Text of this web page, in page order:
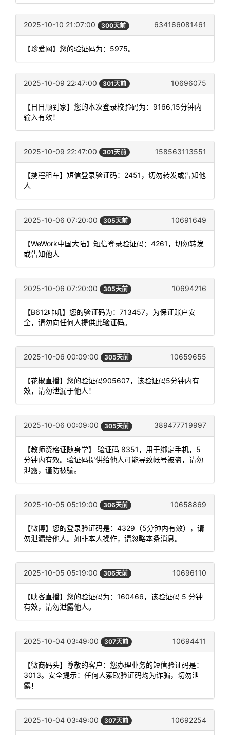
2025-10-10 21:07:00 300天前 634166081461
【珍爱网】您的验证码为：5975。
2025-10-09 22:47:00 301天前 10696075
【日日顺到家】您的本次登录校验码为：9166,15分钟内
输入有效！
2025-10-09 22:47:00 301天前 158563113551
【携程租车】短信登录验证码：2451，切勿转发或告知他
人
2025-10-06 07:20:00 305天前 10691649
【WeWork中国大陆】短信登录验证码：4261，切勿转发
或告知他人
2025-10-06 07:20:00 305天前 10694216
【B612咔叽】您的验证码为：713457，为保证账户安
全，请勿向任何人提供此验证码。
2025-10-06 00:09:00 305天前 10659655
【花椒直播】您的验证码905607，该验证码5分钟内有
效，请勿泄漏于他人！
2025-10-06 00:09:00 305天前 389477719997
【教师资格证随身学】 验证码 8351，用于绑定手机，5
分钟内有效。验证码提供给他人可能导致帐号被盗，请勿
泄露，谨防被骗。
2025-10-05 05:19:00 306天前 10658869
【微博】您的登录验证码是：4329（5分钟内有效），请
勿泄漏给他人。如非本人操作，请忽略本条消息。
2025-10-05 05:19:00 306天前 10696110
【映客直播】您的验证码为：160466，该验证码 5 分钟
有效，请勿泄露他人。
2025-10-04 03:49:00 307天前 10694411
【微商码头】尊敬的客户：您办理业务的短信验证码是：
3013。安全提示：任何人索取验证码均为诈骗，切勿泄
露！
2025-10-04 03:49:00 307天前 10692254